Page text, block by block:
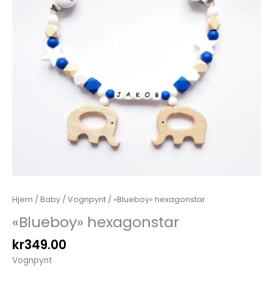
Hjem / Baby / Vognpynt / «Blueboy» hexagonstar
«Blueboy» hexagonstar
kr349.00
Vognpynt